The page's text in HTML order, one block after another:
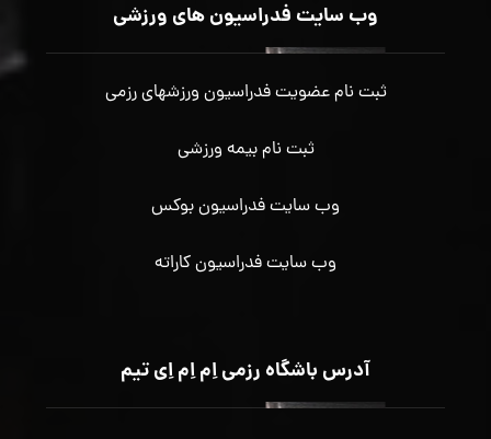
وب سایت فدراسیون های ورزشی
ثبت نام عضویت فدراسیون ورزشهای رزمی
ثبت نام بیمه ورزشی
وب سایت فدراسیون بوکس
وب سایت فدراسیون کاراته
آدرس باشگاه رزمی اِم اِم اِی تیم